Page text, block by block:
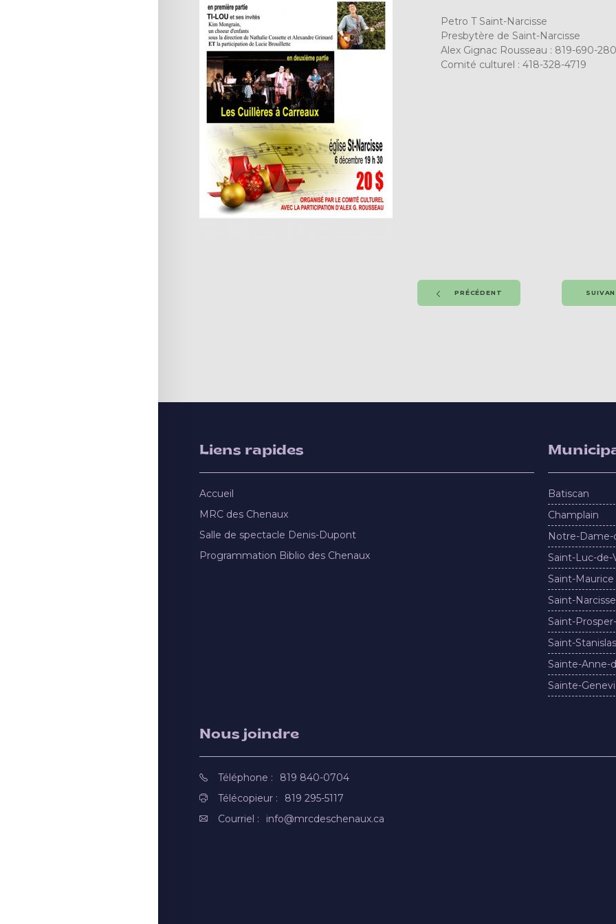
Petro T Saint-Narcisse
Presbytère de Saint-Narcisse
Alex Gignac Rousseau : 819-690-
Comité culturel : 418-328-4719
PRÉCÉDENT
Liens rapides
Accueil
MRC des Chenaux
Salle de spectacle Denis-Dupont
Programmation Biblio des Chenaux
Batiscan
Champlain
Notre-
Saint-Luc-de-
Saint-Maurice
Saint-Narcisse
Saint-
Saint-Stanislas
Sainte-Anne-
Sainte-
Nous joindre
Téléphone :
819 840-0704
Télécopieur :
819 295-5117
Courriel :
info@mrcdeschenaux.ca